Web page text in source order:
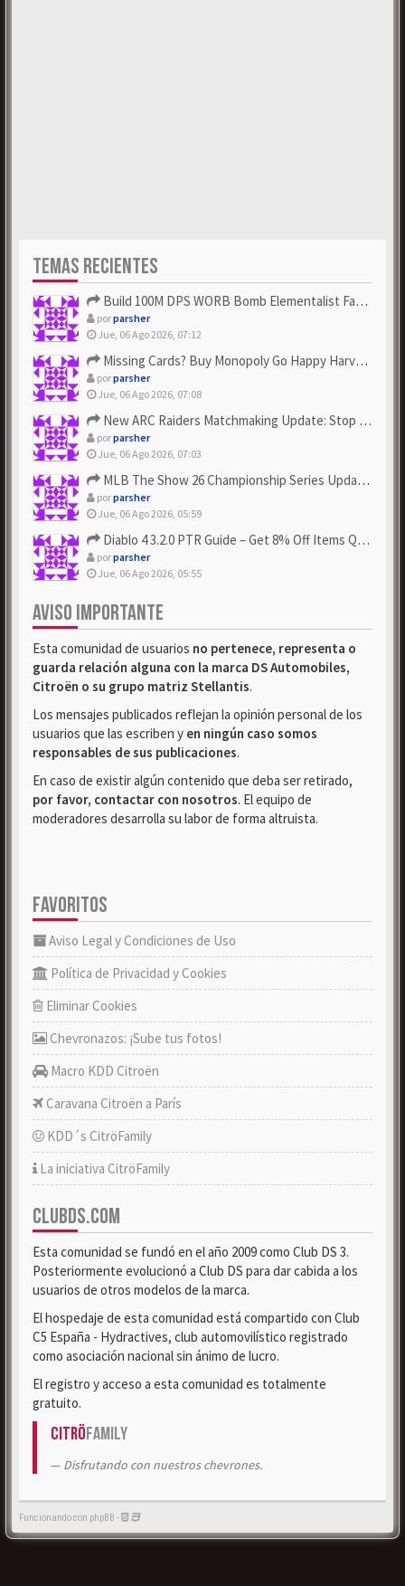
TEMAS RECIENTES
Build 100M DPS WORB Bomb Elementalist Fast - Grab POE Curren...
porparsher
Jue, 06 Ago 2026, 07:12
Missing Cards? Buy Monopoly Go Happy Harvest with Looney Tun...
porparsher
Jue, 06 Ago 2026, 07:08
New ARC Raiders Matchmaking Update: Stop Failed - Grab Bluep...
porparsher
Jue, 06 Ago 2026, 07:03
MLB The Show 26 Championship Series Update! Get Cheap & ...
porparsher
Jue, 06 Ago 2026, 05:59
Diablo 4 3.2.0 PTR Guide – Get 8% Off Items Quickly to Test ...
porparsher
Jue, 06 Ago 2026, 05:55
AVISO IMPORTANTE
Esta comunidad de usuarios no pertenece, representa o
guarda relación alguna con la marca DS Automobiles,
Citroën o su grupo matriz Stellantis.
Los mensajes publicados reflejan la opinión personal de los
usuarios que las escriben y en ningún caso somos
responsables de sus publicaciones.
En caso de existir algún contenido que deba ser retirado,
por favor, contactar con nosotros. El equipo de
moderadores desarrolla su labor de forma altruista.
FAVORITOS
Aviso Legal y Condiciones de Uso
Política de Privacidad y Cookies
Eliminar Cookies
Chevronazos: ¡Sube tus fotos!
Macro KDD Citroën
Caravana Citroën a París
KDD´s CitröFamily
La iniciativa CitröFamily
CLUBDS.COM
Esta comunidad se fundó en el año 2009 como Club DS 3.
Posteriormente evolucionó a Club DS para dar cabida a los
usuarios de otros modelos de la marca.
El hospedaje de esta comunidad está compartido con Club
C5 España - Hydractives, club automovilístico registrado
como asociación nacional sin ánimo de lucro.
El registro y acceso a esta comunidad es totalmente
gratuito.
CitröFamily
Disfrutando con nuestros chevrones.
Funcionando con phpBB -